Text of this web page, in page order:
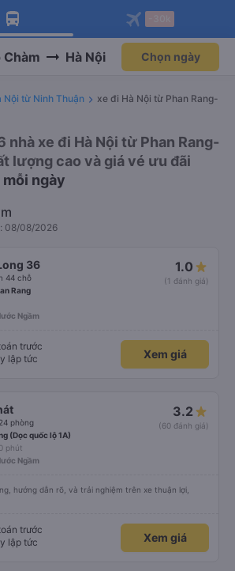
app Vexere ngay!
ưu đãi thành viên độc
Mở app
app Vexere
ghế khi đặt vé máy bay qua
Mở app
Chàm Hà Nội Chọn ngày
Nội từ Ninh Thuận
xe đi Hà Nội từ Phan Rang-
nhà xe đi Hà Nội từ Phan Rang-
lượng cao và giá vé ưu đãi
ngày
08/08/2026
36
44 chỗ
1.0
(1 đánh giá)
Rang
Ngầm
trước
lập tức
Xem giá
phòng
3.2
(60 đánh giá)
(Dọc quốc lộ 1A)
phút
Ngầm
hướng dẫn rõ, và trải nghiệm trên xe thuận lợi,
trước
lập tức
Xem giá